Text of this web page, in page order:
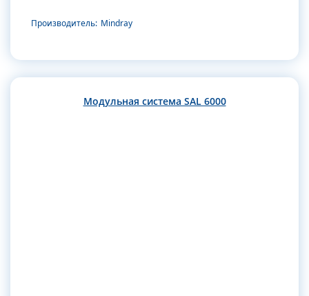
Производитель: Mindray
Модульная система SAL 6000